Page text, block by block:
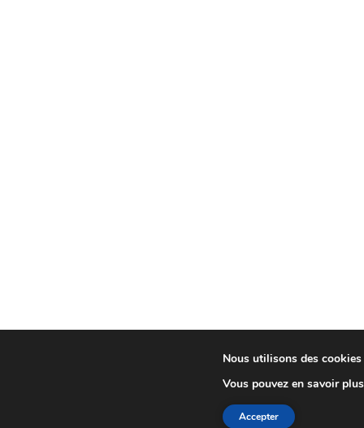
Nous utilisons des
Vous pouvez en savoir
Accepter